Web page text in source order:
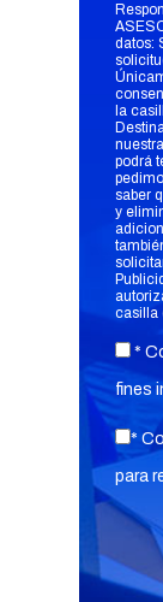
datos:
la
podrá
saber
y
casilla
*
fines
*
para